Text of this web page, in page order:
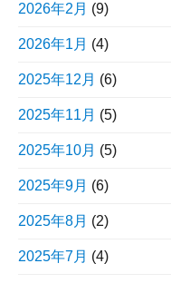
2026年2月 (9)
2026年1月 (4)
2025年12月 (6)
2025年11月 (5)
2025年10月 (5)
2025年9月 (6)
2025年8月 (2)
2025年7月 (4)